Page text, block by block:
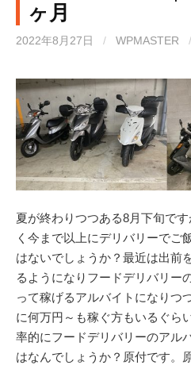
ヶ月
2022年8月27日 / WPMASTER /
夏が終わりつつある8月下旬で
く今まで以上にデリバリーでご
はないでしょうか？最近は出前
るようになりフードデリバリー
って稼げるアルバイトになりつ
に何万円～も稼ぐ方もいるぐら
率的にフードデリバリーのアル
はなんでしょうか？原付です。